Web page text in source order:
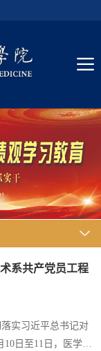
系共产党员工程
实习近平总书记对
10日至11日，医学技